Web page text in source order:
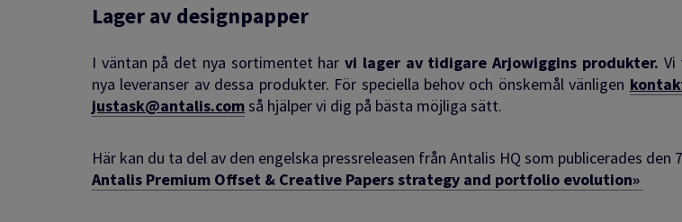
Lager av designpapper
I väntan på det nya sortimentet harvi lager av tidigare Arjowiggins produkter. Vi
nya leveranser av dessa produkter. För speciella behov och önskemål vänligen
justask@antalis.comså hjälper vi dig på bästa möjliga sätt.
Här kan du ta del av den engelska pressreleasen från Antalis HQ som publicerades den
Antalis Premium Offset & Creative Papers strategy and portfolio evolution»